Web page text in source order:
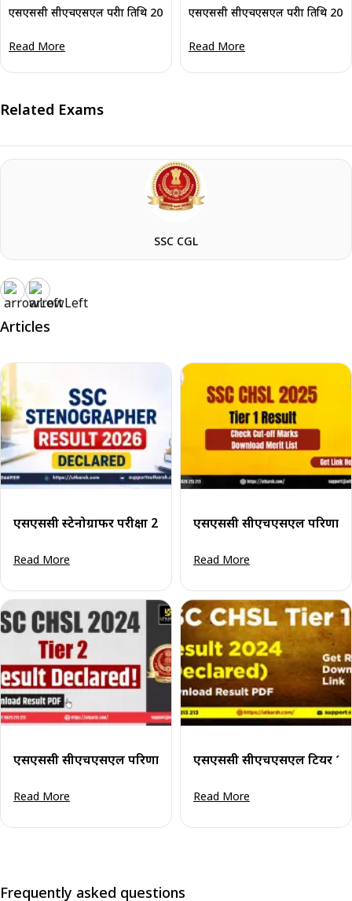
एसएससी सीएचएसएल परीक्षा तिथि 2024- सीएचएसएल टियर 2 परीक्षा तिथि देखें
Read More
एसएससी सीएचएसएल परीक्षा तिथि
Read More
Related Exams
SSC CGL
Articles
एसएससी स्टेनोग्राफर परीक्षा 2025-26 का परिणाम घोषित: अंतिम
Read More
एसएससी सीएचएसएल
Read More
एसएससी सीएचएसएल परिणाम 2024 (घोषित) टियर 2 हेतु: परिणाम
Read More
एसएससी सीएचएसएल टियर 1
Read More
Frequently asked questions